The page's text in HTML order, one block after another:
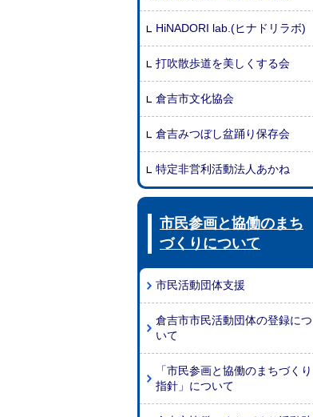
HiNADORI lab.(ヒナドリラボ)
打吹散歩道を美しくする会
倉吉市文化協会
倉吉みつぼし盆踊り保存会
特定非営利活動法人あかね
市民参画と協働のまち
づくりについて
市民活動団体支援
倉吉市市民活動団体の登録につ
いて
「市民参画と協働のまちづくり
指針」について